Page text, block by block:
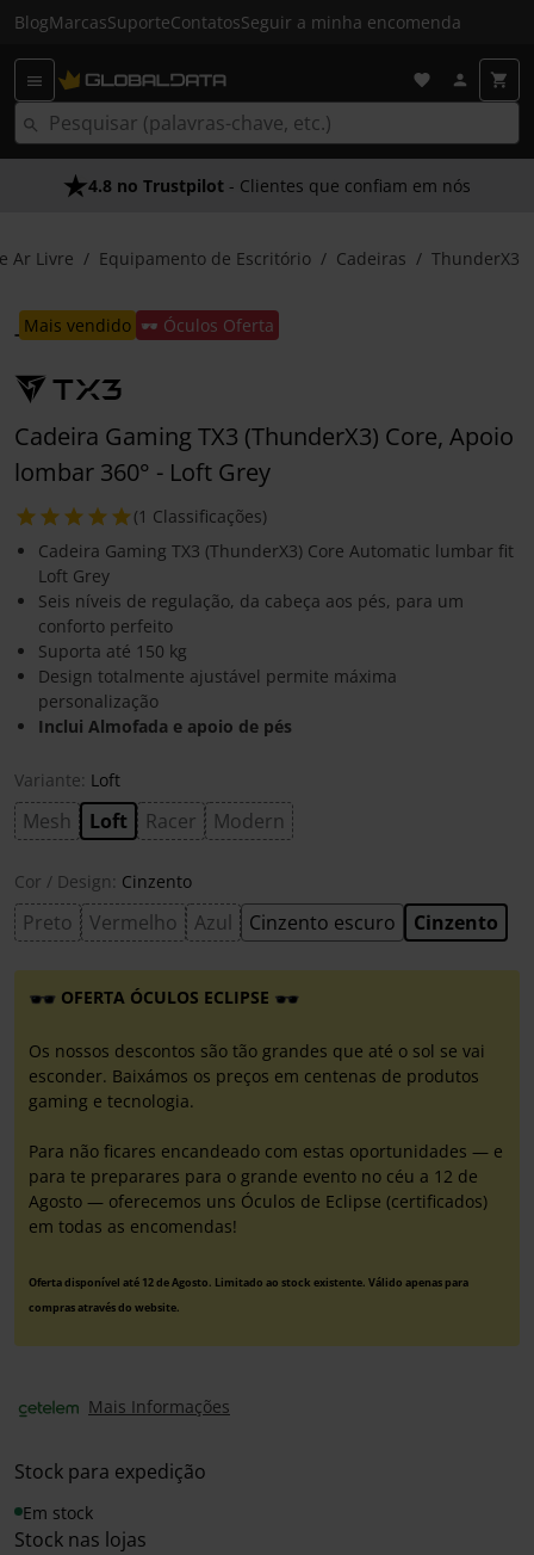
BlogMarcasSuporteContatosSeguir a minha encomenda
4.8 no Trustpilot - Clientes que confiam em nós
Ar Livre Equipamento de Escritório Cadeiras ThunderX3
mais vendido 🕶️ Óculos Oferta
Cadeira Gaming TX3 (ThunderX3) Core, Apoio
lombar 360° - Loft Grey
(1 Classificações)
Cadeira Gaming TX3 (ThunderX3) Core Automatic lumbar fit
Loft Grey
Seis níveis de regulação, da cabeça aos pés, para um
conforto perfeito
Suporta até 150 kg
Design totalmente ajustável permite máxima
personalização
Inclui Almofada e apoio de pés
Variante: Loft
Mesh Loft Racer Modern
Cor / Design: Cinzento
Preto Vermelho Azul Cinzento escuro Cinzento
OFERTA ÓCULOS ECLIPSE
Os nossos descontos são tão grandes que até o sol se vai
esconder. Baixámos os preços em centenas de produtos
gaming e tecnologia.
Para não ficares encandeado com estas oportunidades — e
para te preparares para o grande evento no céu a 12 de
Agosto — oferecemos uns Óculos de Eclipse (certificados)
em todas as encomendas!
Oferta disponível até 12 de Agosto. Limitado ao stock existente. Válido apenas para
compras através do website.
Mais Informações
Stock para expedição
Em stock
Stock nas lojas